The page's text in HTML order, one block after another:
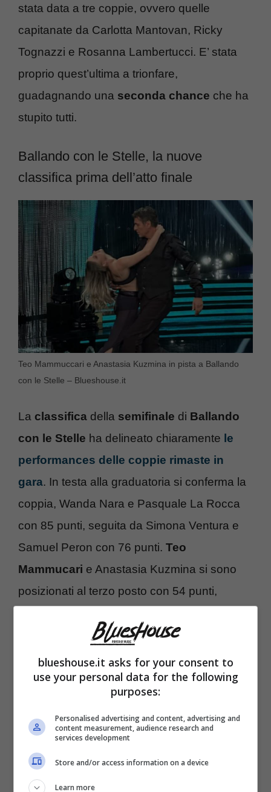
stata data a tre coppie, ovvero quelle
capitanate da Carlotta Mantovan, Ricky
Tognazzi e Rosanna Lambertucci. E’ stata
proprio quest’ultima a trionfare,
guadagnando una seconda chance che ha
stupito tutti.
Ballando con le Stelle, la nuove
classifica prima dell’atto finale
Teo Mammuccari e Anastasia Kuzmina in pista a Ballando
con le Stelle – Blueshouse.it
La classifica della semifinale di Ballando
con le Stelle ha delineato chiaramente le
performances delle coppie rimaste in
gara. In testa alla graduatoria si conferma la
coppia, Wanda Nara e Pasquale La Rocca
con 85 punti, seguita da Simona Ventura e
Samuel Peron con 76 punti. Teo
Mammucari e Anastasia Kuzmina si sono
posizionati al terzo posto con 54 punti,
punti), Lorenzo Tano e Lucrezia Lando (45
punti) e, chiudendo la classifica, Giovanni
Terzi e Giada Lini con 18 punti.
blueshouse.it asks for your consent to
use your personal data for the following
purposes:
Personalised advertising and content, advertising and
content measurement, audience research and
services development
Store and/or access information on a device
Learn more